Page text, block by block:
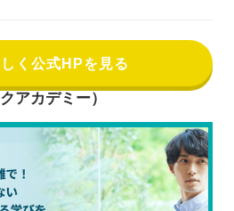
く公式HPを見る
アカデミー）